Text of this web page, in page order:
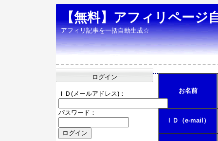
【無料】アフィリページ
アフィリ記事を一括自動生成☆
お名前
ＩＤ（e-mail）
ログイン
ＩＤ(メールアドレス)：
パスワード：